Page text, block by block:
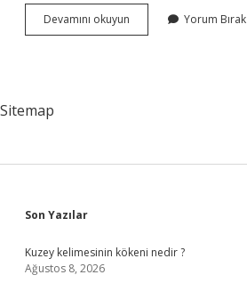
Devamını okuyun
Bokuna
Yorum Bırak
Sitemap
Sidebar
Son Yazılar
Kuzey kelimesinin kökeni nedir ?
Ağustos 8, 2026